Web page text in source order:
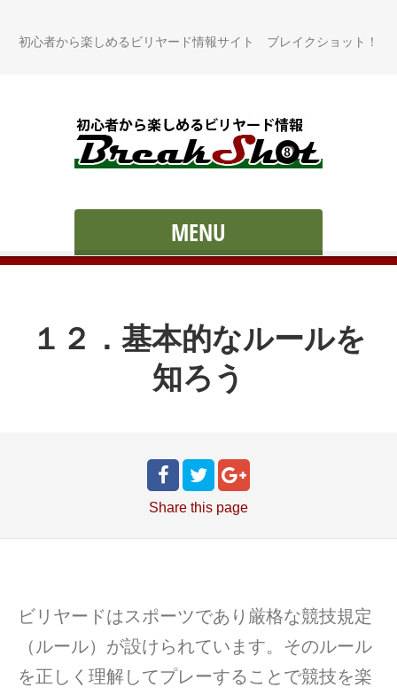
初心者から楽しめるビリヤード情報サイト ブレイクショット！
MENU
１２．基本的なルールを
知ろう
Share this page
ビリヤードはスポーツであり厳格な競技規定
（ルール）が設けられています。そのルール
を正しく理解してプレーすることで競技を楽